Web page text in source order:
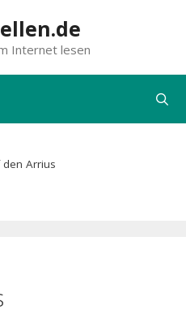
Internet lesen
den Arrius